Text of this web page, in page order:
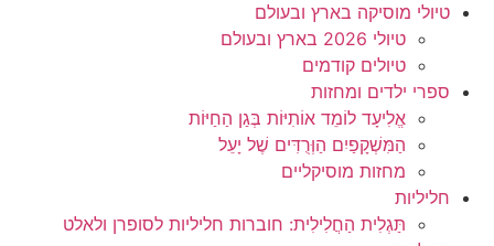
טיולי מוסיקה בארץ ובעולם
טיולי 2026 בארץ ובעולם
טיולים קודמים
ספרי ילדים ומחזות
אֱלִיעָד לוֹמֵד אוֹתִיּוֹת בְּגַן הַחַיּוֹת
הַמִּשְׁקָפַיִם הַוְּרֻדִּים שֶׁל יָעֵל
מחזות מוסיקליים
חליליות
תַּגְלִית הַחֲלִילִית: חוברות חליליות לסופרן ולאלט